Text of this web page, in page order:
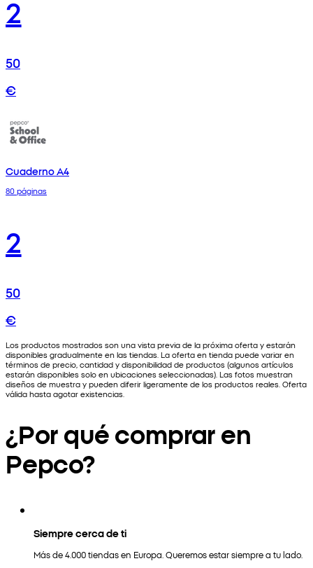
2
50
€
Cuaderno A4
80 páginas
2
50
€
Los productos mostrados son una vista previa de la próxima oferta y estarán
disponibles gradualmente en las tiendas. La oferta en tienda puede variar en
términos de precio, cantidad y disponibilidad de productos (algunos artículos
estarán disponibles solo en ubicaciones seleccionadas). Las fotos muestran
diseños de muestra y pueden diferir ligeramente de los productos reales. Oferta
válida hasta agotar existencias.
¿Por qué comprar en
Pepco?
Siempre cerca de ti
Más de 4.000 tiendas en Europa. Queremos estar siempre a tu lado.